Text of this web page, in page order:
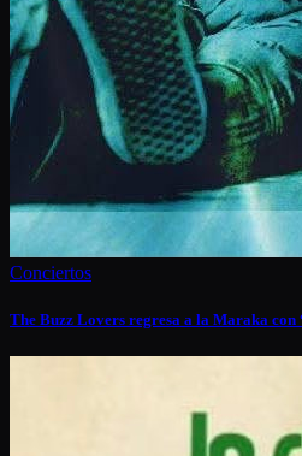
Conciertos
The Buzz Lovers regresa a la Maraka